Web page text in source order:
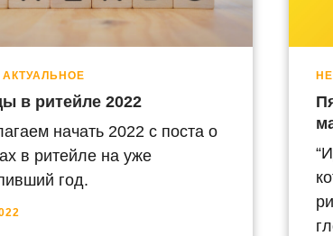
АКТУАЛЬНОЕ
в ритейле 2022
начать 2022 с поста о
в ритейле на уже
год.